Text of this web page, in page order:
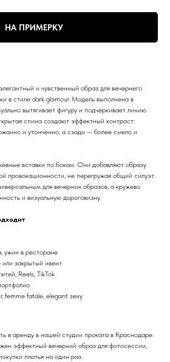
НА ПРИМЕРКУ
и чувственный образ для вечернего
в стиле dark glamour. Модель выполнена в
вытягивает фигуру и подчёркивает линию
спина создают эффектный контраст:
и утончённо, а сзади — более смело и
вставки по бокам. Они добавляют образу
провокационности, не перегружая общий силуэт.
для вечерних образов, а кружево
и визуальную дороговизну.
ужин в ресторане
или закрытый ивент
Reels, TikTok
femme fatale, elegant sexy
в аренду в нашей студии проката в Краснодаре.
эффектный вечерний образ для фотосессии,
платья на один раз.